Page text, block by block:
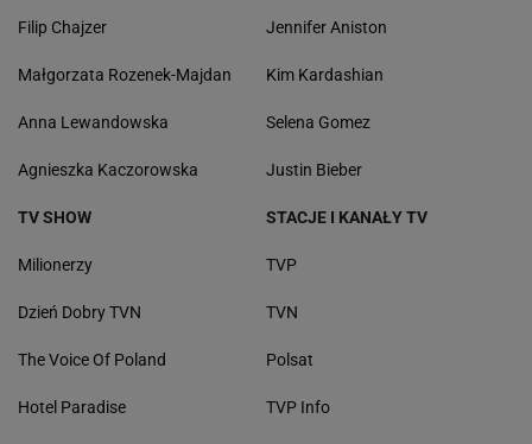
Filip Chajzer
Małgorzata Rozenek-Majdan
Anna Lewandowska
Agnieszka Kaczorowska
Jennifer Aniston
Kim Kardashian
Selena Gomez
Justin Bieber
TV SHOW
Milionerzy
Dzień Dobry TVN
The Voice Of Poland
Hotel Paradise
STACJE I KANAŁY TV
TVP
TVN
Polsat
TVP Info